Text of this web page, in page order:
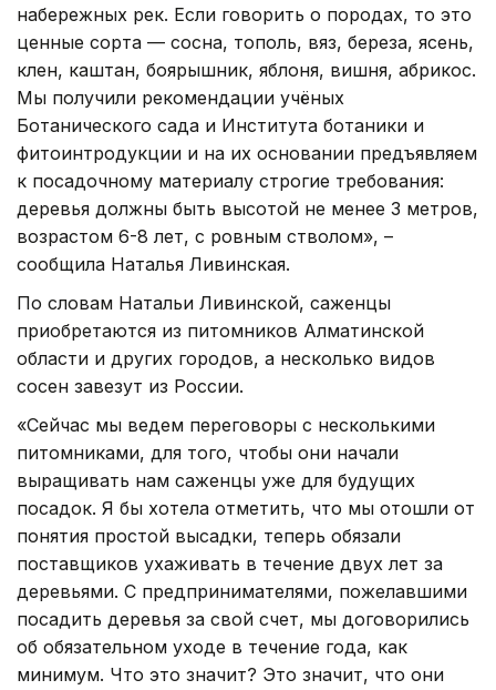
набережных рек. Если говорить о породах, то это
ценные сорта — сосна, тополь, вяз, береза, ясень,
клен, каштан, боярышник, яблоня, вишня, абрикос.
Мы получили рекомендации учёных
Ботанического сада и Института ботаники и
фитоинтродукции и на их основании предъявляем
к посадочному материалу строгие требования:
деревья должны быть высотой не менее 3 метров,
возрастом 6-8 лет, с ровным стволом», –
сообщила Наталья Ливинская.
По словам Натальи Ливинской, саженцы
приобретаются из питомников Алматинской
области и других городов, а несколько видов
сосен завезут из России.
«Сейчас мы ведем переговоры с несколькими
питомниками, для того, чтобы они начали
выращивать нам саженцы уже для будущих
посадок. Я бы хотела отметить, что мы отошли от
понятия простой высадки, теперь обязали
поставщиков ухаживать в течение двух лет за
деревьями. С предпринимателями, пожелавшими
посадить деревья за свой счет, мы договорились
об обязательном уходе в течение года, как
минимум. Что это значит? Это значит, что они